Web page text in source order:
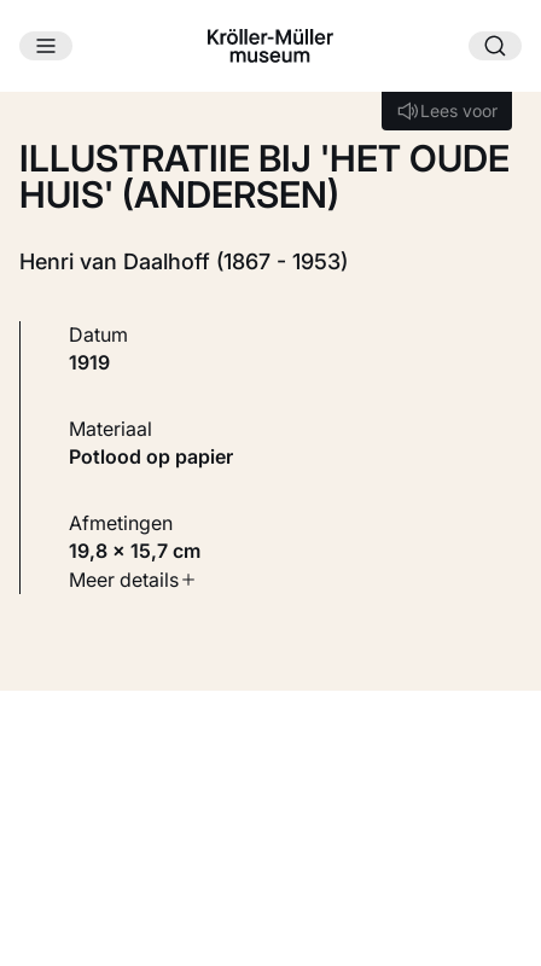
Ga naar hoofdinhoud
Lees voor
Lees voor
ILLUSTRATIIE BIJ 'HET OUDE
HUIS' (ANDERSEN)
Henri van Daalhoff (1867 - 1953)
Datum
1919
Materiaal
Potlood op papier
Afmetingen
19,8 × 15,7 cm
Soort werk
Meer details